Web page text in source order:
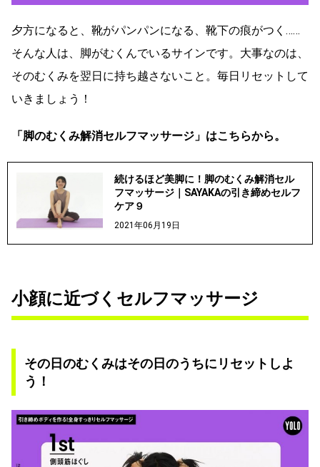
夕方になると、靴がパンパンになる、靴下の痕がつく……
そんな人は、脚がむくんでいるサインです。大事なのは、
そのむくみを翌日に持ち越さないこと。毎日リセットして
いきましょう！
「脚のむくみ解消セルフマッサージ」はこちらから。
続けるほど美脚に！脚のむくみ解消セル
フマッサージ｜SAYAKAの引き締めセルフ
ケア９
2021年06月19日
小顔に近づくセルフマッサージ
その日のむくみはその日のうちにリセットしよ
う！